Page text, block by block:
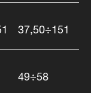
37,50÷151
49÷58